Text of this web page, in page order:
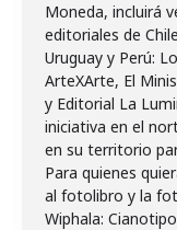
Moneda, incluirá
editoriales de
Uruguay y Perú:
ArteXArte, El
y Editorial La
iniciativa en el
en su territorio
Para quienes
al fotolibro y la
Wiphala: